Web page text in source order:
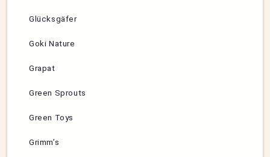
Glücksgäfer
Goki Nature
Grapat
Green Sprouts
Green Toys
Grimm’s